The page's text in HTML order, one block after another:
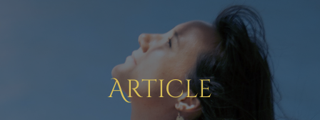
Article